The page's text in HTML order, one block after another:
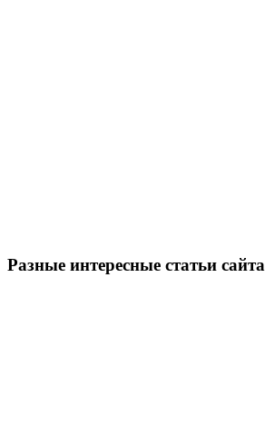
Разные интересные статьи сайта